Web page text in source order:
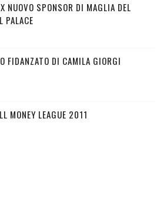
NUOVO SPONSOR DI MAGLIA DEL
PALACE
FIDANZATO DI CAMILA GIORGI
MONEY LEAGUE 2011